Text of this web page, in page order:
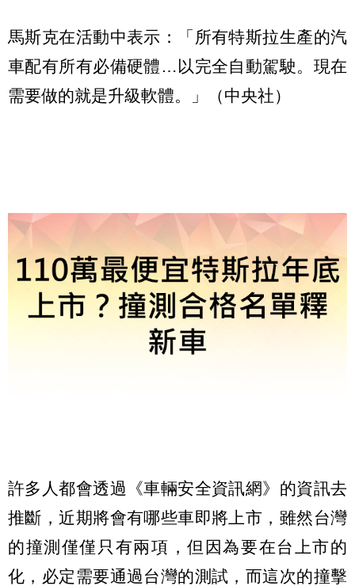
馬斯克在活動中表示：「所有特斯拉生產的汽
車配有所有必備硬體…以完全自動駕駛。現在
需要做的就是升級軟體。」（中央社）
許多人都會透過《車輛安全資訊網》的資訊去
推斷，近期將會有哪些車即將上市，雖然台灣
的撞測僅僅只有兩項，但因為要在台上市的
化，必定需要通過台灣的測試，而這次的撞擊